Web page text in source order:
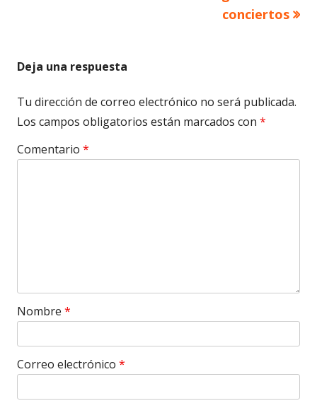
conciertos
Deja una respuesta
Tu dirección de correo electrónico no será publicada.
Los campos obligatorios están marcados con *
Comentario *
Nombre *
Correo electrónico *